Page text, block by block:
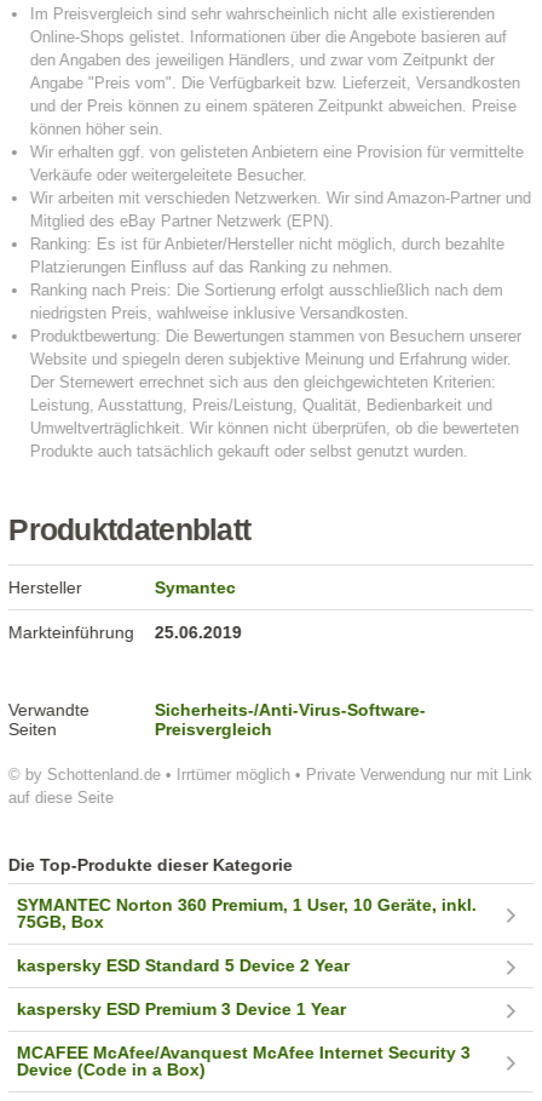
Produktdatenblatt
© by Schottenland.de • Irrtümer möglich • Private Verwendung nur mit Link
auf diese Seite
Hersteller Symantec
Markteinführung 25.06.2019
Verwandte
Seiten
Sicherheits-/Anti-Virus-Software-
Preisvergleich
Die Top-Produkte dieser Kategorie
SYMANTEC Norton 360 Premium, 1 User, 10 Geräte, inkl.
75GB, Box
kaspersky ESD Standard 5 Device 2 Year
kaspersky ESD Premium 3 Device 1 Year
MCAFEE McAfee/Avanquest McAfee Internet Security 3
Device (Code in a Box)